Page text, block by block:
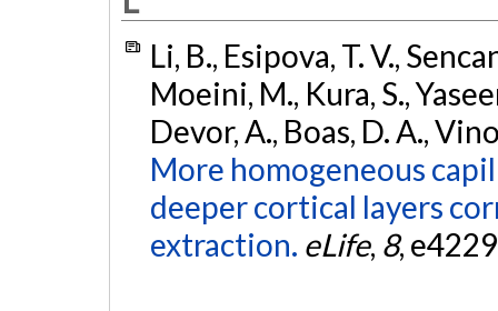
Li, B., Esipova, T. V.,
Moeini, M., Kura, S.,
Devor, A., Boas, D. A.,
More homogeneous
deeper cortical layers
extraction. eLife, 8,